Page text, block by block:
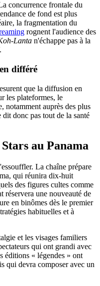
concurrence frontale du
de fond est plus
la fragmentation du
rognent l'audience des
Lanta n'échappe pas à la
différé
que la diffusion en
les plateformes, le
notamment auprès des plus
donc pas tout de la santé
au Panama
La chaîne prépare
qui réunira dix-huit
des figures cultes comme
une nouveauté de
en binômes dès le premier
habituelles et à
et les visages familiers
qui ont grandi avec
éditions « légendes » ont
qui devra composer avec un